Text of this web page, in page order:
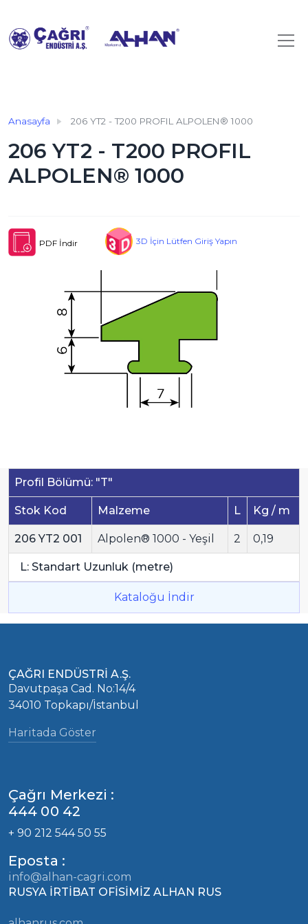
Anasayfa 206 YT2 - T200 PROFIL ALPOLEN® 1000
206 YT2 - T200 PROFIL
ALPOLEN® 1000
PDF İndir 3D İçin Lütfen Giriş Yapın
Profil Bölümü: "T"
Stok Kod Malzeme L Kg / m
206 YT2 001 Alpolen® 1000 - Yeşil 2 0,19
L: Standart Uzunluk (metre)
Kataloğu İndir
ÇAĞRI ENDÜSTRİ A.Ş.
Davutpaşa Cad. No:14/4
34010 Topkapı/İstanbul
Haritada Göster
Çağrı Merkezi :
444 00 42
+ 90 212 544 50 55
Eposta :
info@alhan-cagri.com
RUSYA İRTİBAT OFİSİMİZ ALHAN RUS